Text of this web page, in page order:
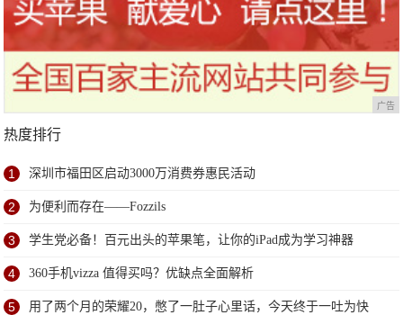
广告
热度排行
1 深圳市福田区启动3000万消费券惠民活动
2 为便利而存在——Fozzils
3 学生党必备！百元出头的苹果笔，让你的iPad成为学习神器
4 360手机vizza 值得买吗？优缺点全面解析
5 用了两个月的荣耀20，憋了一肚子心里话，今天终于一吐为快